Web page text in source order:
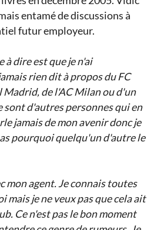
entamé de discussions à
futur employeur.
à dire est que je n'ai
rien dit à propos du FC
Madrid, de l'AC Milan ou d'un
sont d'autres personnes qui en
jamais de mon avenir donc je
pourquoi quelqu'un d'autre le
mon agent. Je connais toutes
mais je ne veux pas que cela ait
Ce n'est pas le bon moment